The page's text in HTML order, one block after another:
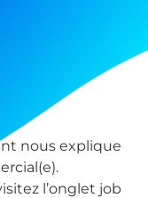
nous explique
l’onglet job